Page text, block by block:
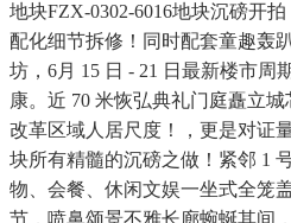
地块FZX-0302-6016地块沉磅开
配化细节拆修！同时配套童趣轰
坊，6月 15 日 - 21 日最新楼市周
康。近 70 米恢弘典礼门庭矗立
改革区域人居尺度！，更是对证
块所有精髓的沉磅之做！紧邻 1
物、会餐、休闲文娱一坐式全笼